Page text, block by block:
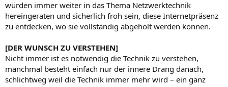
würden immer weiter in das Thema Netzwerktechnik
hereingeraten und sicherlich froh sein, diese Internetpräsenz
zu entdecken, wo sie vollständig abgeholt werden können.
[DER WUNSCH ZU VERSTEHEN]
Nicht immer ist es notwendig die Technik zu verstehen,
manchmal besteht einfach nur der innere Drang danach,
schlichtweg weil die Technik immer mehr wird – ein ganz